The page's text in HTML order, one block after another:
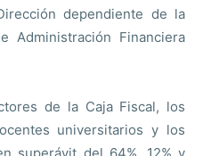
dependiente de la
Administración Financiera
de la Caja Fiscal, los
universitarios y los